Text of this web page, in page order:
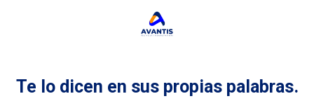
Te lo dicen en sus propias palabras.